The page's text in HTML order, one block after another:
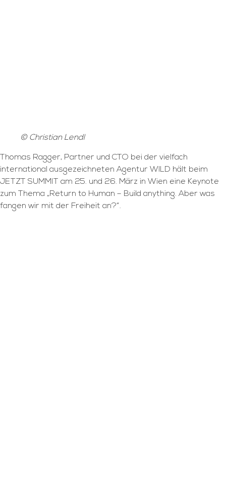
© Christian Lendl
Thomas Ragger, Partner und CTO bei der vielfach
international ausgezeichneten Agentur WILD hält beim
JETZT SUMMIT am 25. und 26. März in Wien eine Keynote
zum Thema „Return to Human – Build anything. Aber was
fangen wir mit der Freiheit an?“.